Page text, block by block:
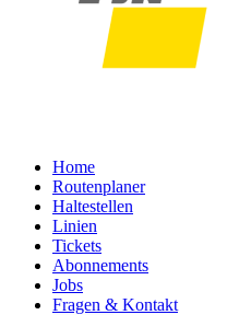
Home
Routenplaner
Haltestellen
Linien
Tickets
Abonnements
Jobs
Fragen & Kontakt